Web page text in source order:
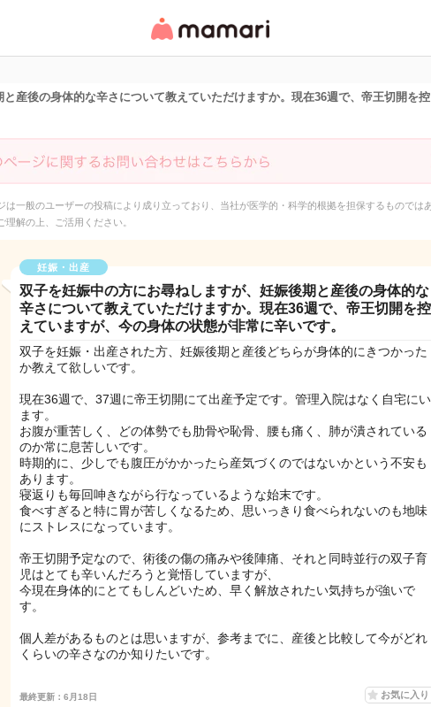
リ・情報サイト
産後の身体的な辛さについて教えていただけますか。現在36週で、帝王切開を
は一般のユーザーの投稿により成り立っており、当社が医学的・科学的根拠を担保するものでは
理解の上、ご活用ください。
妊娠・出産
双子を妊娠中の方にお尋ねしますが、妊娠後期と産後の身体的な
辛さについて教えていただけますか。現在36週で、帝王切開を控
えていますが、今の身体の状態が非常に辛いです。
双子を妊娠・出産された方、妊娠後期と産後どちらが身体的にきつかった
か教えて欲しいです。
現在36週で、37週に帝王切開にて出産予定です。管理入院はなく自宅にい
ます。
お腹が重苦しく、どの体勢でも肋骨や恥骨、腰も痛く、肺が潰されている
のか常に息苦しいです。
時期的に、少しでも腹圧がかかったら産気づくのではないかという不安も
あります。
寝返りも毎回呻きながら行なっているような始末です。
食べすぎると特に胃が苦しくなるため、思いっきり食べられないのも地味
にストレスになっています。
帝王切開予定なので、術後の傷の痛みや後陣痛、それと同時並行の双子育
児はとても辛いんだろうと覚悟していますが、
今現在身体的にとてもしんどいため、早く解放されたい気持ちが強いで
す。
個人差があるものとは思いますが、参考までに、産後と比較して今がどれ
くらいの辛さなのか知りたいです。
最終更新：6月18日 お気に入り